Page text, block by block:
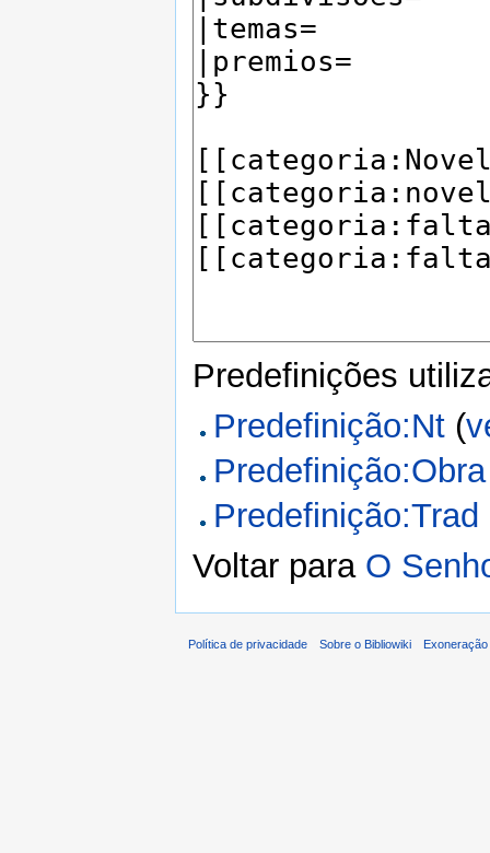
Predefinições
Predefinição:Nt (
Predefinição:Obra
Predefinição:Trad
Voltar para O
Política de privacidade Sobre o Bibliowiki